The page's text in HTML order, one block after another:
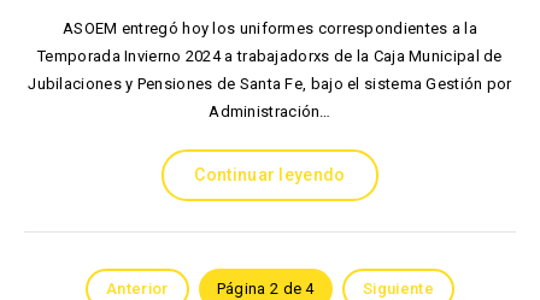
ASOEM entregó hoy los uniformes correspondientes a la
Temporada Invierno 2024 a trabajadorxs de la Caja Municipal de
Jubilaciones y Pensiones de Santa Fe, bajo el sistema Gestión por
Administración…
Continuar leyendo
Anterior Página 2 de 4 Siguiente